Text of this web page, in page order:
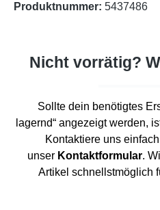
Produktnummer: 5437486
Nicht vorrätig?
Sollte dein benötigtes
lagernd“ angezeigt werden,
Kontaktiere uns
unser Kontaktformular.
Artikel schnellstmöglich